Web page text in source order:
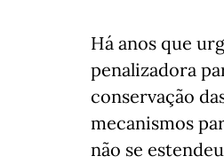
Há anos que
penalizadora
conservação
mecanismos
não se